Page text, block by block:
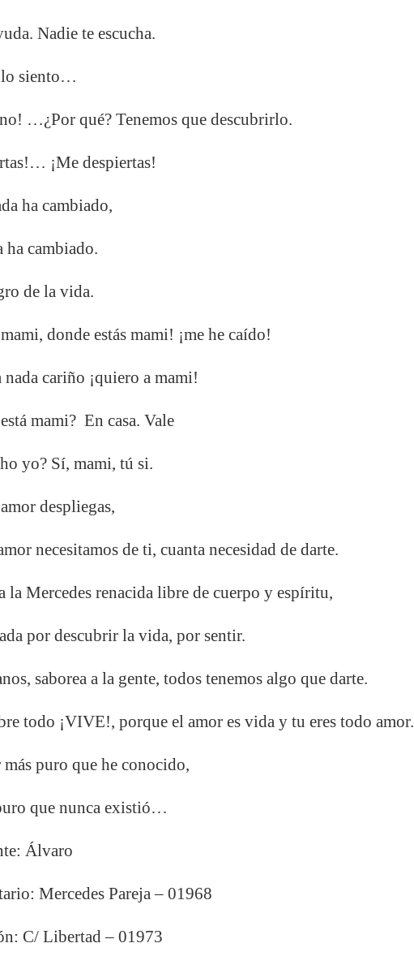
Nadie te escucha.
lo siento…
…¿Por qué? Tenemos que descubrirlo.
¡Me despiertas!
ha cambiado,
ha cambiado.
de la vida.
donde estás mami! ¡me he caído!
nada cariño ¡quiero a mami!
mami? En casa. Vale
yo? Sí, mami, tú si.
despliegas,
necesitamos de ti, cuanta necesidad de darte.
la Mercedes renacida libre de cuerpo y espíritu,
por descubrir la vida, por sentir.
saborea a la gente, todos tenemos algo que darte.
todo ¡VIVE!, porque el amor es vida y tu eres todo amor.
puro que he conocido,
que nunca existió…
Álvaro
Mercedes Pareja – 01968
C/ Libertad – 01973